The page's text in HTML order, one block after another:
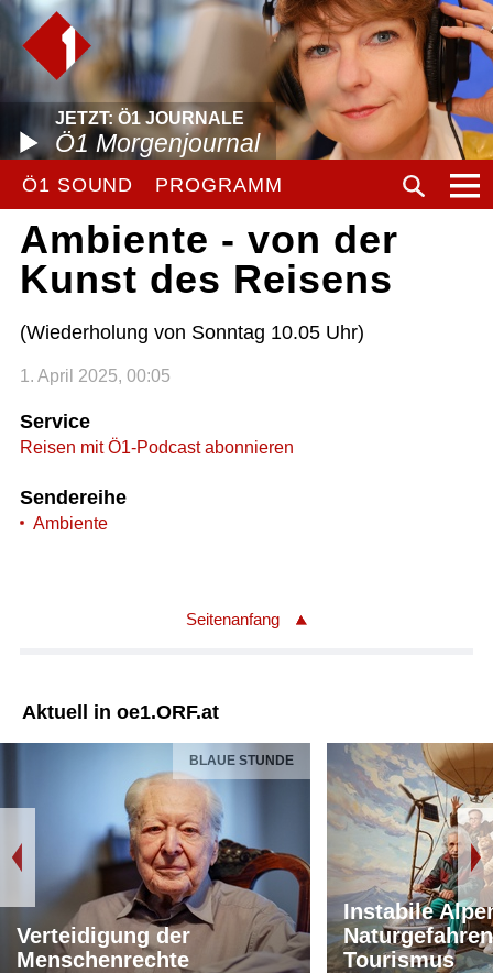
JETZT: Ö1 JOURNALE
Ö1 Morgenjournal
Ö1 SOUND PROGRAMM
Ambiente - von der
Kunst des Reisens
(Wiederholung von Sonntag 10.05 Uhr)
1. April 2025, 00:05
Service
Reisen mit Ö1-Podcast abonnieren
Sendereihe
Ambiente
Seitenanfang
Aktuell in oe1.ORF.at
BLAUE STUNDE
Verteidigung der
Menschenrechte
Instabile
Tourismus